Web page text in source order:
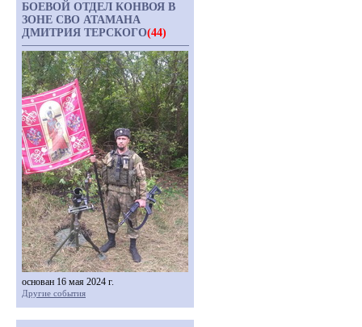
БОЕВОЙ ОТДЕЛ КОНВОЯ В
ЗОНЕ СВО АТАМАНА
ДМИТРИЯ ТЕРСКОГО(44)
основан 16 мая 2024 г.
Другие события